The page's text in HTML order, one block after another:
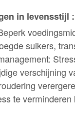
in levensstijl :
suikers,
verschijning
te verminderen